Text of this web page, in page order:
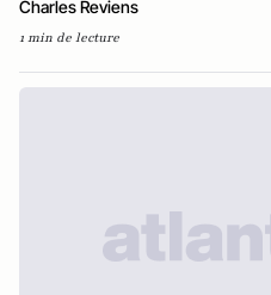
Charles Reviens
1 min de lecture